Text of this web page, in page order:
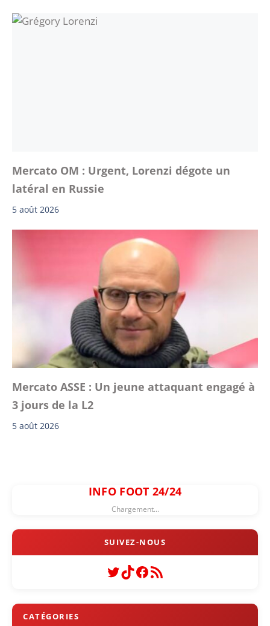
Mercato OM : Urgent, Lorenzi dégote un
latéral en Russie
5 août 2026
Mercato ASSE : Un jeune attaquant engagé à
3 jours de la L2
5 août 2026
INFO FOOT 24/24
Chargement...
Twitter
TikTok
Facebook
Flux RSS